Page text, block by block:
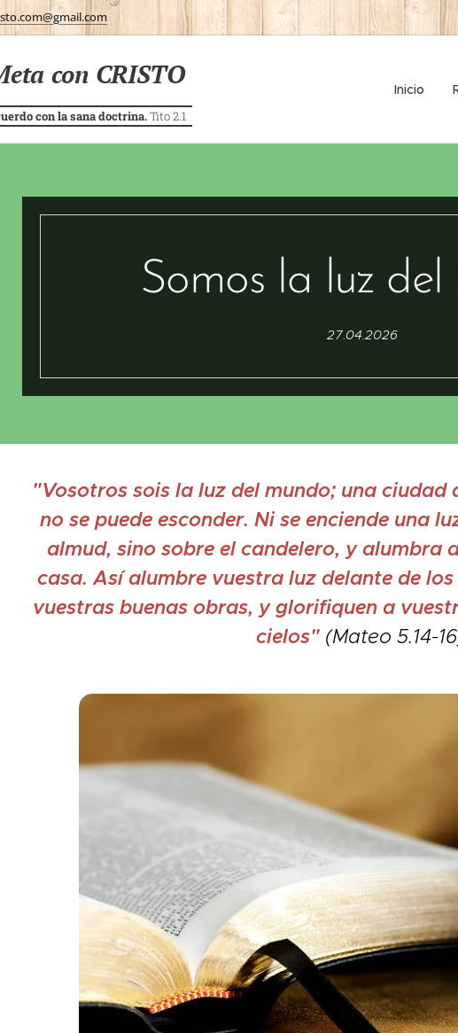
con CRISTO
con la sana doctrina.Tito 2.1
Inicio
Somos la luz del
27.04.2026
"Vosotros sois la luz del mundo; una ciudad
no se puede esconder. Ni se enciende una
almud, sino sobre el candelero, y alumbra
casa. Así alumbre vuestra luz delante de
vuestras buenas obras, y glorifiquen a
cielos" (Mateo 5.14-